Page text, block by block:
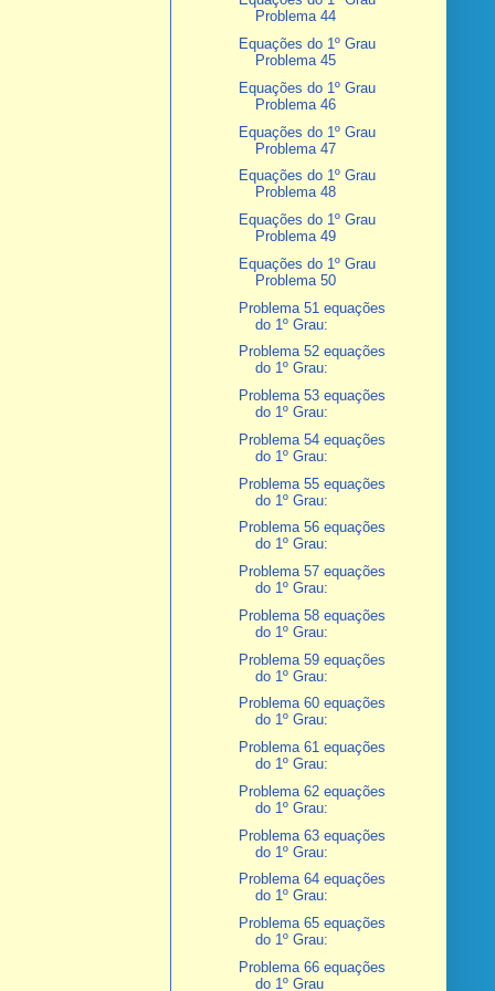
Problema 44
Equações do 1º Grau
Problema 45
Equações do 1º Grau
Problema 46
Equações do 1º Grau
Problema 47
Equações do 1º Grau
Problema 48
Equações do 1º Grau
Problema 49
Equações do 1º Grau
Problema 50
Problema 51 equações
do 1º Grau:
Problema 52 equações
do 1º Grau:
Problema 53 equações
do 1º Grau:
Problema 54 equações
do 1º Grau:
Problema 55 equações
do 1º Grau:
Problema 56 equações
do 1º Grau:
Problema 57 equações
do 1º Grau:
Problema 58 equações
do 1º Grau:
Problema 59 equações
do 1º Grau:
Problema 60 equações
do 1º Grau:
Problema 61 equações
do 1º Grau:
Problema 62 equações
do 1º Grau:
Problema 63 equações
do 1º Grau:
Problema 64 equações
do 1º Grau:
Problema 65 equações
do 1º Grau:
Problema 66 equações
do 1º Grau